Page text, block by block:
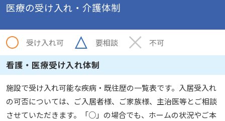
医療の受け入れ・介護体制
受け入れ可 要相談 不可
看護・医療受け入れ体制
施設で受け入れ可能な疾病・既往歴の一覧表です。入居受入れ
の可否については、ご入居者様、ご家族様、主治医等とご相談
させていただきます。「○」の場合でも、ホームの状況やご本